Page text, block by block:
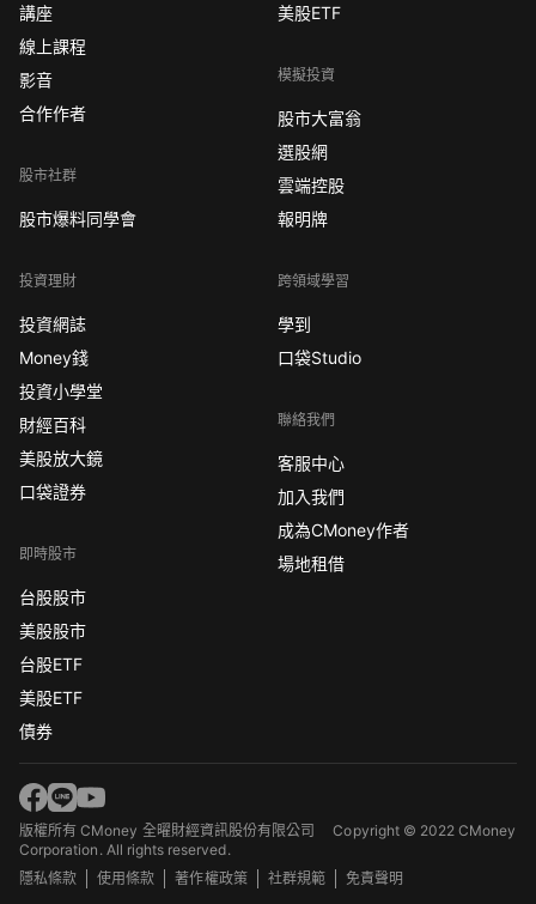
講座
線上課程
影音
合作作者
股市社群
股市爆料同學會
投資理財
投資網誌
Money錢
投資小學堂
財經百科
美股放大鏡
口袋證券
即時股市
台股股市
美股股市
台股ETF
美股ETF
債券
美股ETF
模擬投資
股市大富翁
選股網
雲端控股
報明牌
跨領域學習
學到
口袋Studio
聯絡我們
客服中心
加入我們
成為CMoney作者
場地租借
版權所有 CMoney 全曜財經資訊股份有限公司Copyright © 2022 CMoney
Corporation. All rights reserved.
隱私條款
使用條款 著作權政策 社群規範 免責聲明